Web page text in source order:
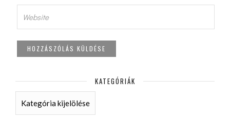
KATEGÓRIÁK
KATEGÓRIÁK